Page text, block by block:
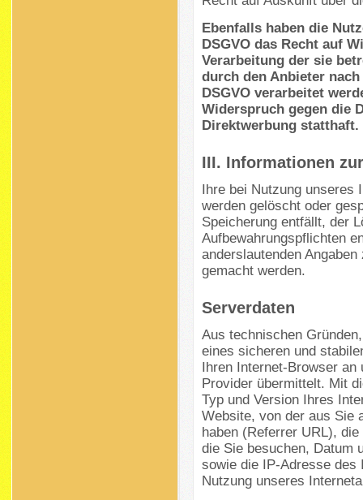
Ebenfalls haben die
DSGVO das Recht auf
Verarbeitung der sie
durch den Anbieter
DSGVO verarbeitet
Widerspruch gegen die
Direktwerbung statthaft.
III. Informationen
Ihre bei Nutzung
werden gelöscht oder
Speicherung entfällt, der
Aufbewahrungspflichten
anderslautenden
gemacht werden.
Serverdaten
Aus technischen
eines sicheren und
Ihren Internet-Browser
Provider übermittelt. Mit
Typ und Version Ihres
Website, von der aus Sie
haben (Referrer URL),
die Sie besuchen, Datum
sowie die IP-Adresse des
Nutzung unseres